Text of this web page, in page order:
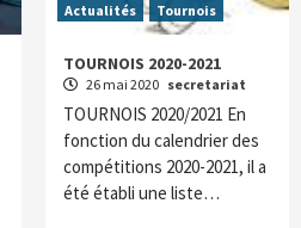
Actualités Tournois
TOURNOIS 2020-2021
26 mai 2020 secretariat
TOURNOIS 2020/2021 En
fonction du calendrier des
compétitions 2020-2021, il a
été établi une liste…